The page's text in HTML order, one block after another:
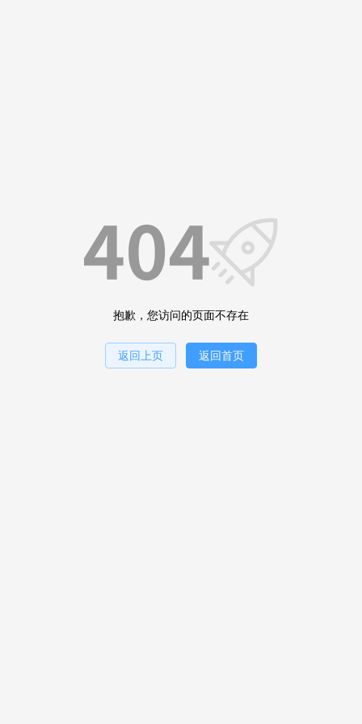
抱歉，您访问的页面不存在
返回上页 返回首页